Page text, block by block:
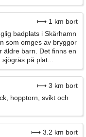
⟼ 1 km bort
badplats i Skärhamn
som omges av bryggor
äldre barn. Det finns en
på plat...
⟼ 3 km bort
hopptorn, svikt och
⟼ 3.2 km bort